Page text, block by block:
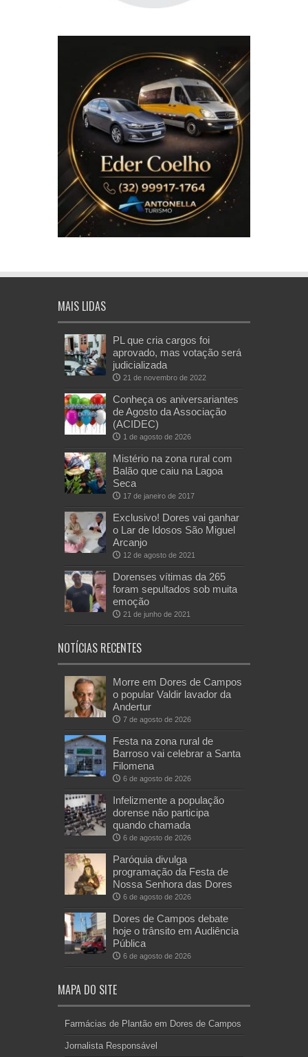
MAIS LIDAS
PL que cria cargos foi
aprovado, mas votação será
judicializada
21 de novembro de 2022
Conheça os aniversariantes
de Agosto da Associação
(ACIDEC)
1 de agosto de 2026
Mistério na zona rural com
Balão que caiu na Lagoa
Seca
17 de janeiro de 2017
Exclusivo! Dores vai ganhar
o Lar de Idosos São Miguel
Arcanjo
12 de agosto de 2021
Dorenses vítimas da 265
foram sepultados sob muita
emoção
21 de junho de 2021
NOTÍCIAS RECENTES
Morre em Dores de Campos
o popular Valdir lavador da
Andertur
7 de agosto de 2026
Festa na zona rural de
Barroso vai celebrar a Santa
Filomena
6 de agosto de 2026
Infelizmente a população
dorense não participa
quando chamada
6 de agosto de 2026
Paróquia divulga
programação da Festa de
Nossa Senhora das Dores
6 de agosto de 2026
Dores de Campos debate
hoje o trânsito em Audiência
Pública
6 de agosto de 2026
MAPA DO SITE
Farmácias de Plantão em Dores de Campos
Jornalista Responsável